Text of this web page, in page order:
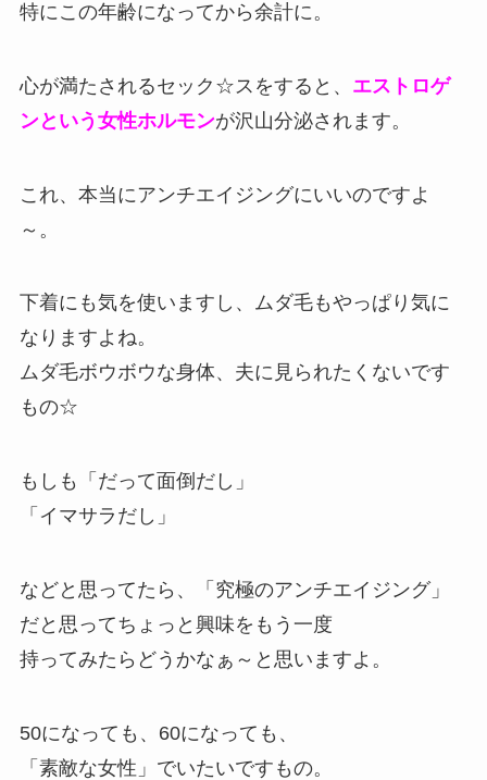
特にこの年齢になってから余計に。
心が満たされるセック☆スをすると、 エストロゲ
ンという女性ホルモンが沢山分泌されます。
これ、本当にアンチエイジングにいいのですよ
～。
下着にも気を使いますし、ムダ毛もやっぱり気に
なりますよね。
ムダ毛ボウボウな身体、夫に見られたくないです
もの☆
もしも「だって面倒だし」
「イマサラだし」
などと思ってたら、「究極のアンチエイジング」
だと思ってちょっと興味をもう一度
持ってみたらどうかなぁ～と思いますよ。
50になっても、60になっても、
「素敵な女性」でいたいですもの。